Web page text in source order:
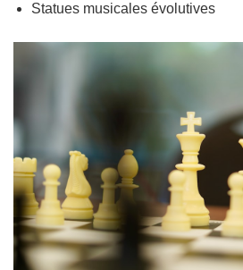
Statues musicales évolutives